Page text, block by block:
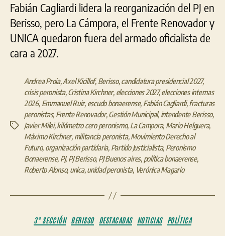
Fabián Cagliardi lidera la reorganización del PJ en
Berisso, pero La Cámpora, el Frente Renovador y
UNICA quedaron fuera del armado oficialista de
cara a 2027.
Etiquetas
Andrea Proia,Axel Kicillof, Berisso,candidatura presidencial 2027,
crisis peronista,Cristina Kirchner, elecciones 2027,elecciones internas
2026, Emmanuel Ruiz, escudo bonaerense, Fabián Cagliardi,fracturas
peronistas, Frente Renovador,Gestión Municipal, intendente Berisso,
Javier Milei,kilómetro cero peronismo, La Campora, Mario Helguera,
Máximo Kirchner, militancia peronista,Movimiento Derecho al
Futuro, organización partidaria, Partido Justicialista, Peronismo
Bonaerense, PJ, PJ Berisso, PJ Buenos aires, política bonaerense,
Roberto Alonso, unica,unidad peronista, Verónica Magario
Categorías
3° SECCIÓN BERISSO DESTACADAS NOTICIAS POLÍTICA